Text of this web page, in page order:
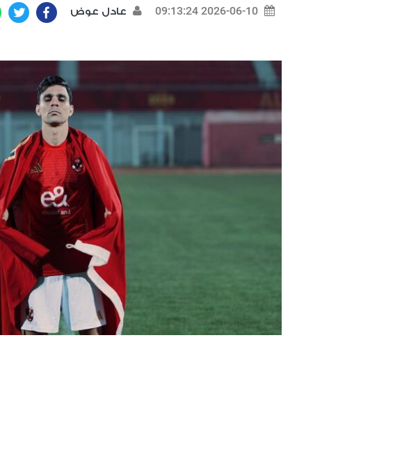
2026-06-10 09:13:24 عادل عوض Facebook